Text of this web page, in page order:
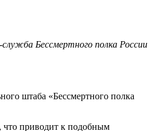
Бессмертного полка России
штаба «Бессмертного полка
что приводит к подобным